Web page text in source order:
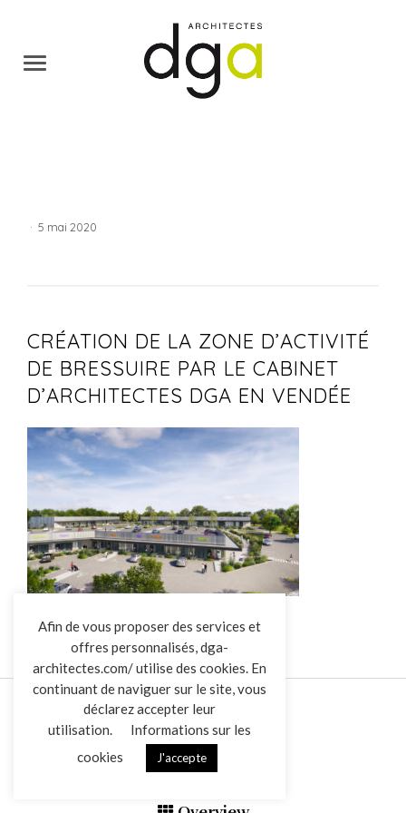
L’AGENCE
RÉALISATIONS
ACTUALITÉS
CONTACT
· 5 mai 2020
CRÉATION DE LA ZONE D’ACTIVITÉ
DE BRESSUIRE PAR LE CABINET
D’ARCHITECTES DGA EN VENDÉE
Afin de vous proposer des services et
offres personnalisés, dga-
architectes.com/ utilise des cookies. En
continuant de naviguer sur le site, vous
déclarez accepter leur
utilisation.
Informations sur les
cookies
J'accepte